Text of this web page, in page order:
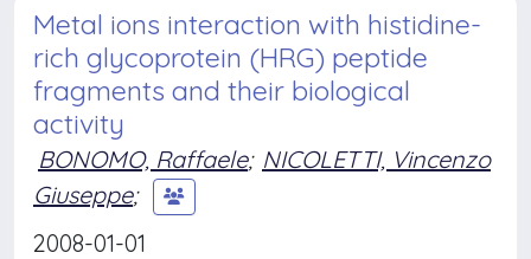
Metal ions interaction with histidine-
rich glycoprotein (HRG) peptide
fragments and their biological
activity
BONOMO, Raffaele; NICOLETTI, Vincenzo
Giuseppe;
2008-01-01